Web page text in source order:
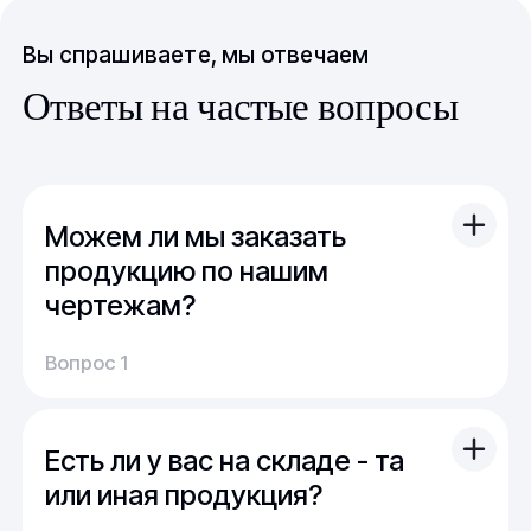
Вы спрашиваете, мы отвечаем
Ответы на частые вопросы
Можем ли мы заказать
продукцию по нашим
чертежам?
Вы можете отправить свой чертеж/проект
(в т.ч. примерный) с техническим заданием.
Мы можем изготовить для вас как мелкую
продукцию (метизы, точеные отводы,
детали), так и большие изделия
Вопрос 1
Есть ли у вас на складе - та
или иная продукция?